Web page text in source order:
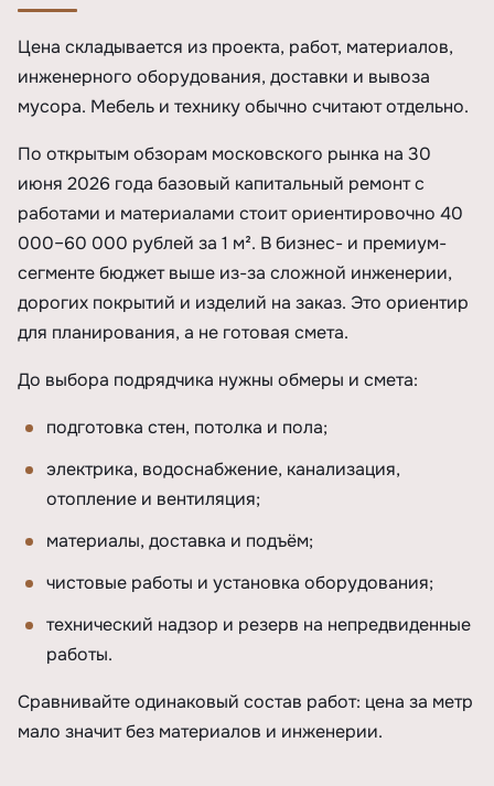
Цена складывается из проекта, работ, материалов,
инженерного оборудования, доставки и вывоза
мусора. Мебель и технику обычно считают отдельно.
По открытым обзорам московского рынка на 30
июня 2026 года базовый капитальный ремонт с
работами и материалами стоит ориентировочно 40
000–60 000 рублей за 1 м². В бизнес- и премиум-
сегменте бюджет выше из-за сложной инженерии,
дорогих покрытий и изделий на заказ. Это ориентир
для планирования, а не готовая смета.
До выбора подрядчика нужны обмеры и смета:
подготовка стен, потолка и пола;
электрика, водоснабжение, канализация,
отопление и вентиляция;
материалы, доставка и подъём;
чистовые работы и установка оборудования;
технический надзор и резерв на непредвиденные
работы.
Сравнивайте одинаковый состав работ: цена за метр
мало значит без материалов и инженерии.